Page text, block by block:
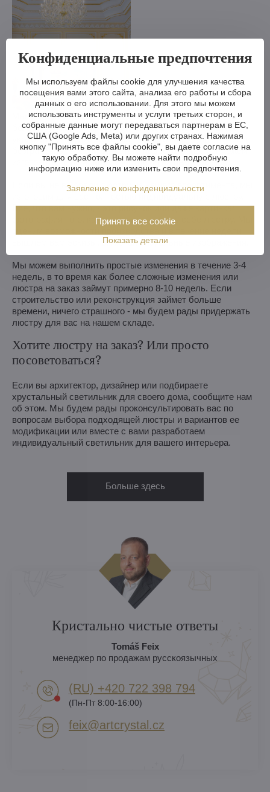
Мы можем сделать хрустальную люстру меньше или
больше, изменить кронштейны, количество лампочек,
укоротить или удлинить цепь - возможности практически
безграничны. А если вам этого недостаточно, мы можем
изготовить хрустальную люстру по вашему проекту.
Если вы не выбрали люстру из нашего ассортимента, мы
изготовим для вас полностью индивидуальную люстру.
Все, что вам нужно, - это рисунок или даже картинка/
фотография того, как вы представляете себе люстру. Мы
вышлем вам эскизы, включая визуальные изображения.
Мы можем выполнить простые изменения в течение 3-4
недель, в то время как более сложные изменения или
люстра на заказ займут примерно 8-10 недель. Если
строительство или реконструкция займет больше
времени, ничего страшного - мы будем рады придержать
люстру для вас на нашем складе.
Хотите люстру на заказ? Или просто
посоветоваться?
Если вы архитектор, дизайнер или подбираете
хрустальный светильник для своего дома, сообщите нам
об этом. Мы будем рады проконсультировать вас по
вопросам выбора подходящей люстры и вариантов ее
модификации или вместе с вами разработаем
индивидуальный светильник для вашего интерьера.
Больше здесь
Кристально чистые ответы
Tomáš Feix
менеджер по продажам русскоязычных
(RU) +420 722 398 794​
(Пн-Пт 8:00-16:00)
feix​@artcrystal​.cz
Конфиденциальные предпочтения
Мы используем файлы cookie для улучшения качества
посещения вами этого сайта, анализа его работы и сбора
данных о его использовании. Для этого мы можем
использовать инструменты и услуги третьих сторон, и
собранные данные могут передаваться партнерам в ЕС,
США (Google Ads, Meta) или других странах. Нажимая
кнопку "Принять все файлы cookie", вы даете согласие на
такую обработку. Вы можете найти подробную
информацию ниже или изменить свои предпочтения.
Заявление о конфиденциальности
Показать детали
Принять все cookie